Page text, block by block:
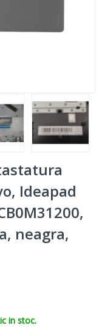
Ideapad
neagra,